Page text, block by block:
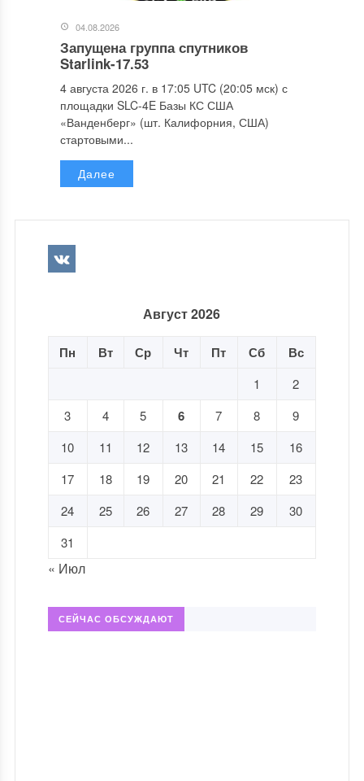
04.08.2026
Запущена группа спутников
Starlink-17.53
4 августа 2026 г. в 17:05 UTC (20:05 мск) с
площадки SLC-4E Базы КС США
«Ванденберг» (шт. Калифорния, США)
стартовыми...
Далее
Август 2026
Пн Вт Ср Чт Пт Сб Вс
1
2
3
4 5 6 7 8
9
10
11 12 13 14 15
16
17
18 19 20 21 22
23
24
25 26 27 28 29
30
31
« Июл
СЕЙЧАС ОБСУЖДАЮТ